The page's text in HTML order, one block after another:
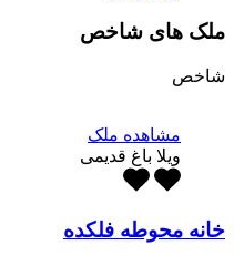
ملک های شاخص
شاخص
مشاهده ملک
ویلا باغ قدیمی
خانه محوطه فلکده